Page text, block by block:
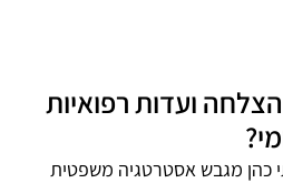
ועדות רפואיות
כהן מגבש אסטרטגיה משפטית